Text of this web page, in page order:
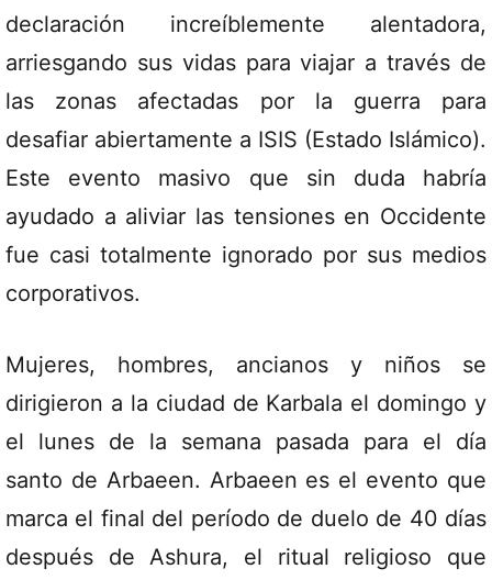
declaración increíblemente alentadora,
arriesgando sus vidas para viajar a través de
las zonas afectadas por la guerra para
desafiar abiertamente a ISIS (Estado Islámico).
Este evento masivo que sin duda habría
ayudado a aliviar las tensiones en Occidente
fue casi totalmente ignorado por sus medios
corporativos.
Mujeres, hombres, ancianos y niños se
dirigieron a la ciudad de Karbala el domingo y
el lunes de la semana pasada para el día
santo de Arbaeen. Arbaeen es el evento que
marca el final del período de duelo de 40 días
después de Ashura, el ritual religioso que